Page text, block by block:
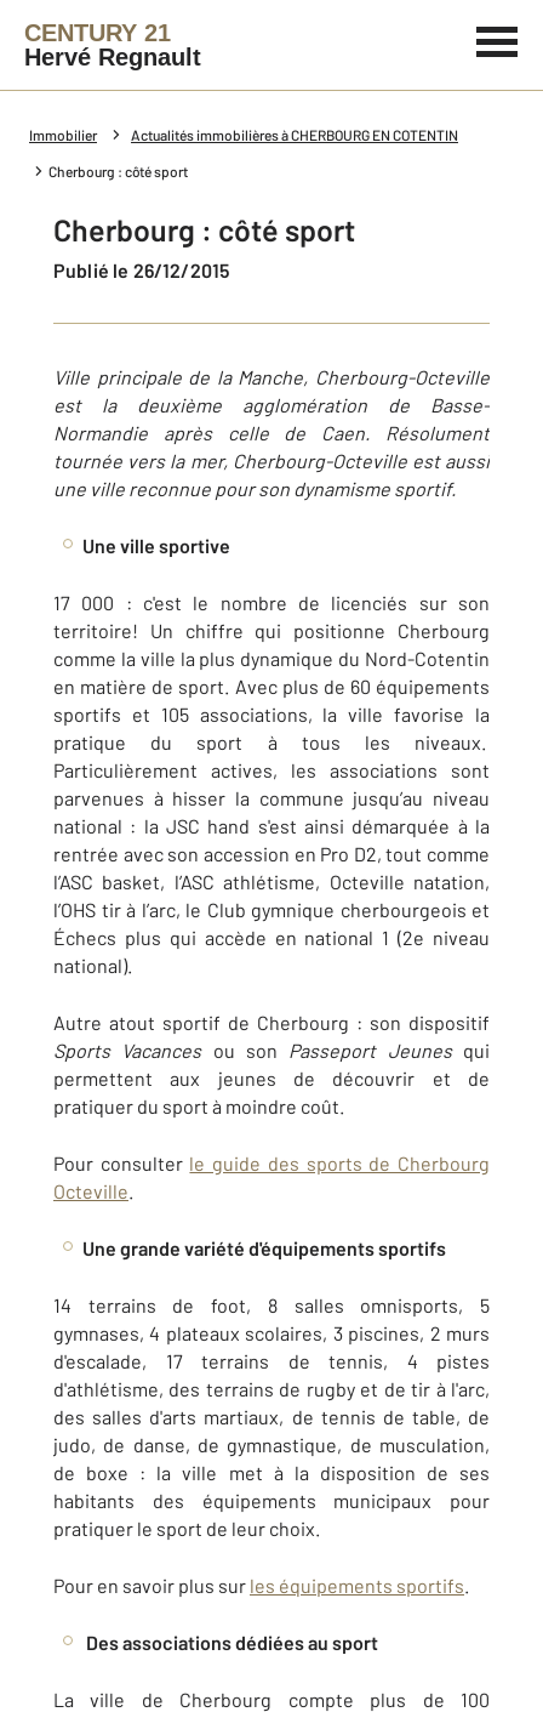
CENTURY 21
Hervé Regnault
Immobilier Actualités immobilières à CHERBOURG EN COTENTIN
Cherbourg : côté sport
Cherbourg : côté sport
Publié le 26/12/2015
Ville principale de la Manche, Cherbourg-Octeville
est la deuxième agglomération de Basse-
Normandie après celle de Caen. Résolument
tournée vers la mer, Cherbourg-Octeville est aussi
une ville reconnue pour son dynamisme sportif.
Une ville sportive
17 000 : c'est le nombre de licenciés sur son
territoire! Un chiffre qui positionne Cherbourg
comme la ville la plus dynamique du Nord-Cotentin
en matière de sport. Avec plus de 60 équipements
sportifs et 105 associations, la ville favorise la
pratique du sport à tous les niveaux.
Particulièrement actives, les associations sont
parvenues à hisser la commune jusqu’au niveau
national : la JSC hand s'est ainsi démarquée à la
rentrée avec son accession en Pro D2, tout comme
l’ASC basket, l’ASC athlétisme, Octeville natation,
l’OHS tir à l’arc, le Club gymnique cherbourgeois et
Échecs plus qui accède en national 1 (2e niveau
national).
Autre atout sportif de Cherbourg : son dispositif
Sports Vacancesou son Passeport Jeunesqui
permettent aux jeunes de découvrir et de
pratiquer du sport à moindre coût.
Pour consulter le guide des sports de Cherbourg
Octeville.
Une grande variété d'équipements sportifs
14 terrains de foot, 8 salles omnisports, 5
gymnases, 4 plateaux scolaires, 3 piscines, 2 murs
d'escalade, 17 terrains de tennis, 4 pistes
d'athlétisme, des terrains de rugby et de tir à l'arc,
des salles d'arts martiaux, de tennis de table, de
judo, de danse, de gymnastique, de musculation,
de boxe : la ville met à la disposition de ses
habitants des équipements municipaux pour
pratiquer le sport de leur choix.
Pour en savoir plus sur les équipements sportifs.
Des associations dédiées au sport
La ville de Cherbourg compte plus de 100